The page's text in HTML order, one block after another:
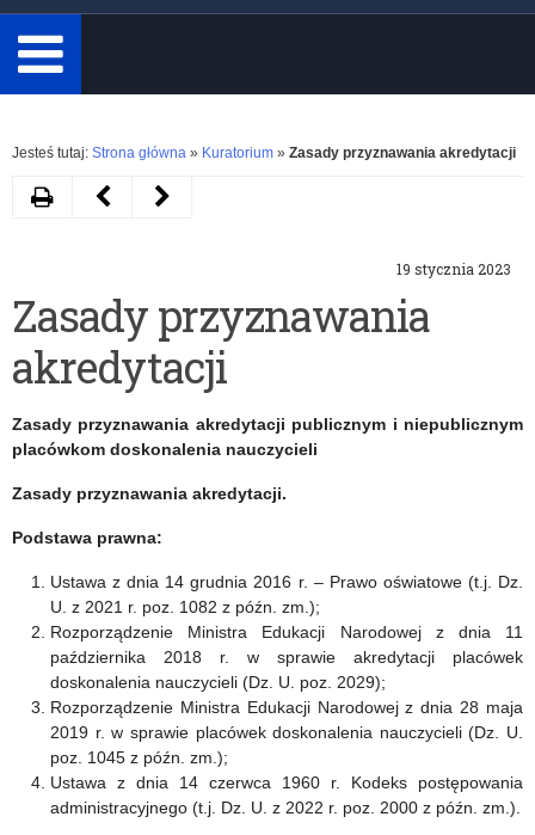
minimum
3
znaki.
Rozwiń
Jesteś tutaj: Strona główna » Kuratorium » Zasady przyznawania akredytacji
19 stycznia 2023
Zasady przyznawania
akredytacji
Zasady przyznawania akredytacji publicznym i niepublicznym
placówkom doskonalenia nauczycieli
Zasady przyznawania akredytacji.
Podstawa prawna:
Ustawa z dnia 14 grudnia 2016 r. – Prawo oświatowe (t.j. Dz.
U. z 2021 r. poz. 1082 z późn. zm.);
Rozporządzenie Ministra Edukacji Narodowej z dnia 11
października 2018 r. w sprawie akredytacji placówek
doskonalenia nauczycieli (Dz. U. poz. 2029);
Rozporządzenie Ministra Edukacji Narodowej z dnia 28 maja
2019 r. w sprawie placówek doskonalenia nauczycieli (Dz. U.
poz. 1045 z późn. zm.);
Ustawa z dnia 14 czerwca 1960 r. Kodeks postępowania
administracyjnego (t.j. Dz. U. z 2022 r. poz. 2000 z późn. zm.).
DrukujNastępny
przez
publiczne
przedszkola,
szkoły
i
turystyki
Poprzedni
planu
sieci
przedszkoli
publicznych